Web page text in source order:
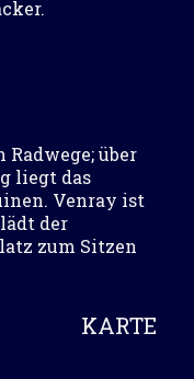
über
liegt das
Venray ist
der
zum Sitzen
KARTE